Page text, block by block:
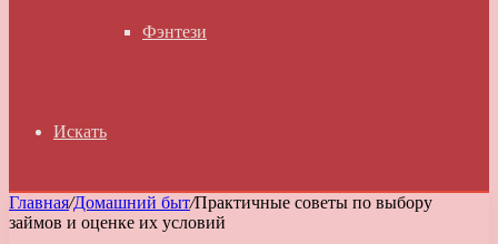
Фэнтези
Искать
Главная/Домашний быт/Практичные советы по выбору
займов и оценке их условий